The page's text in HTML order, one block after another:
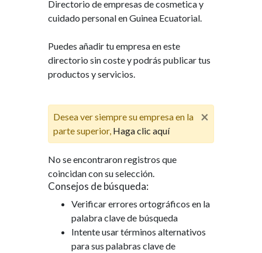
Directorio de empresas de cosmetica y
cuidado personal en Guinea Ecuatorial.
Puedes añadir tu empresa en este
directorio sin coste y podrás publicar tus
productos y servicios.
×
Desea ver siempre su empresa en la
parte superior, Haga clic aquí
No se encontraron registros que
coincidan con su selección.
Consejos de búsqueda:
Verificar errores ortográficos en la
palabra clave de búsqueda
Intente usar términos alternativos
para sus palabras clave de